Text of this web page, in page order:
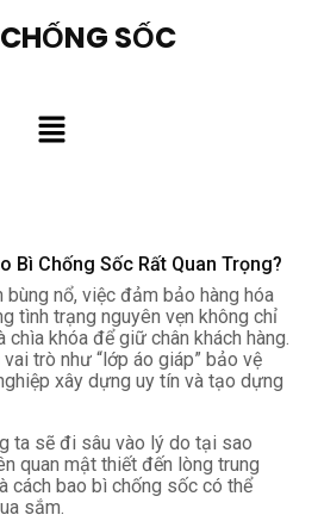
SỐC
Bì Chống Sốc Rất Quan Trọng?
bùng nổ, việc đảm bảo hàng hóa
tình trạng nguyên vẹn không chỉ
chìa khóa để giữ chân khách hàng.
trò như “lớp áo giáp” bảo vệ
xây dựng uy tín và tạo dựng
ta sẽ đi sâu vào lý do tại sao
quan mật thiết đến lòng trung
cách bao bì chống sốc có thể
sắm.